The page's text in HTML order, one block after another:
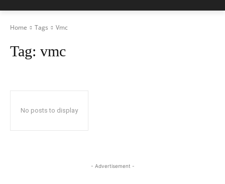
Home Tags Vmc
Tag: vmc
No posts to display
- Advertisement -